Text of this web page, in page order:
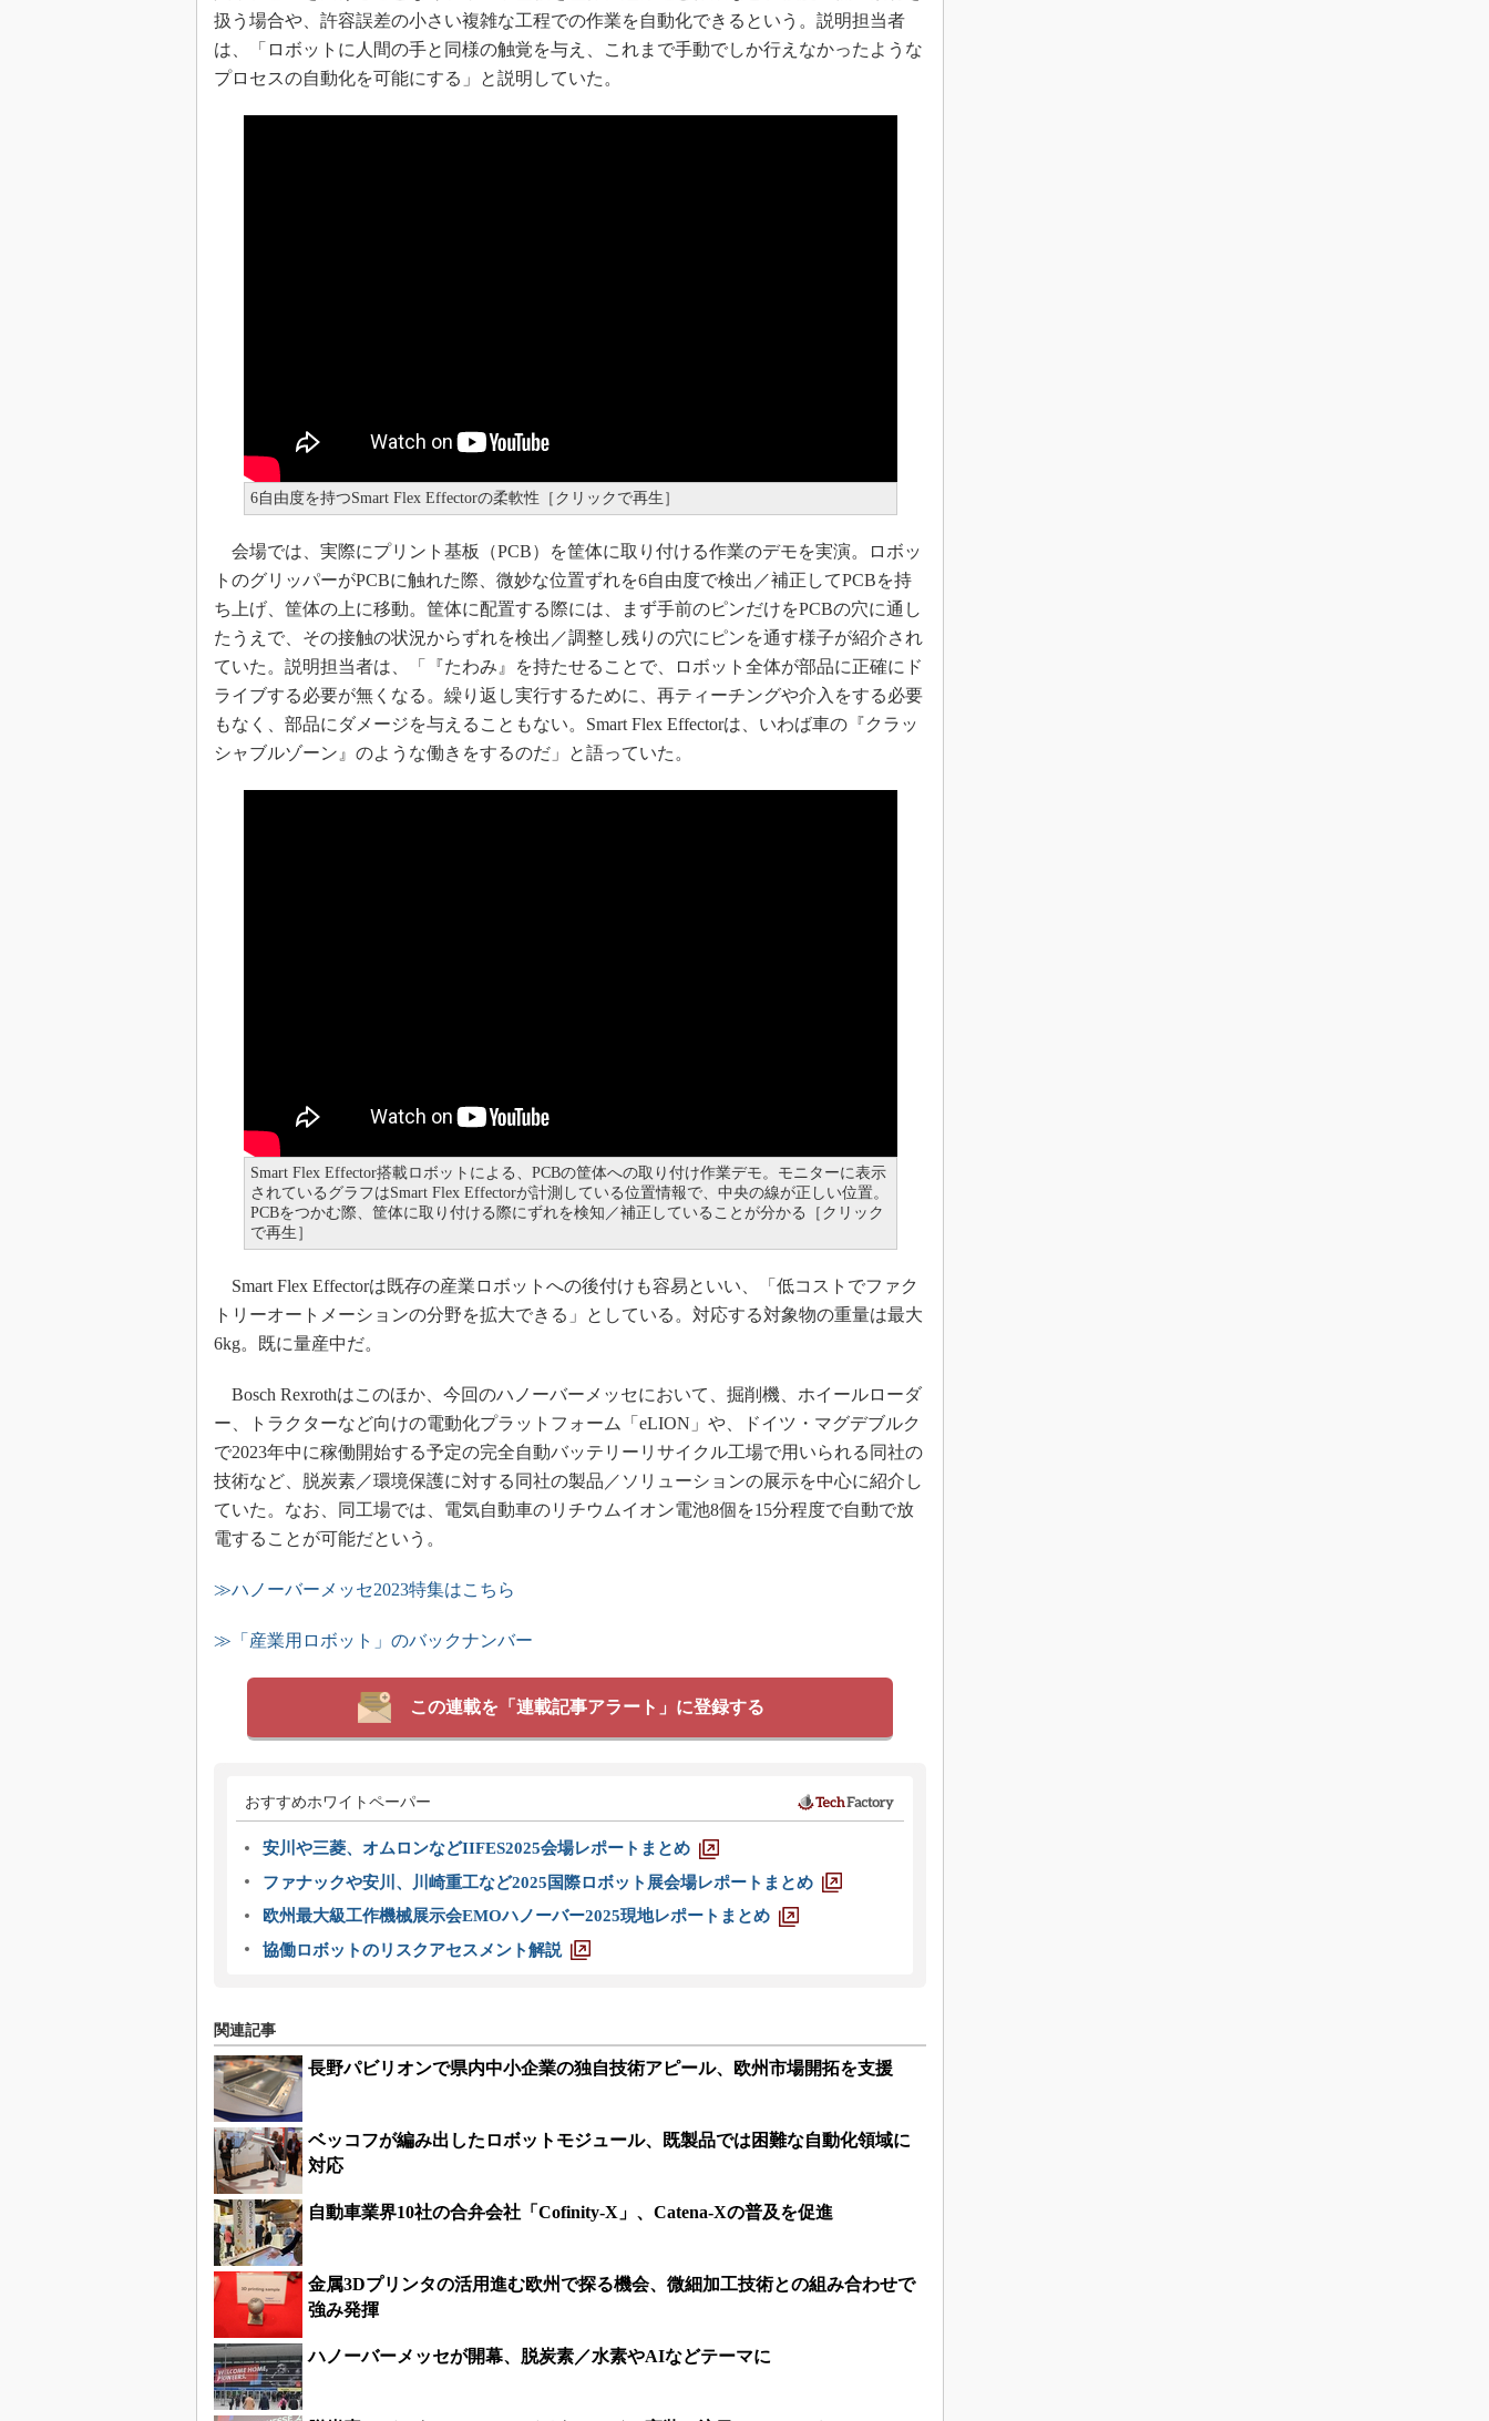
扱う場合や、許容誤差の小さい複雑な工程での作業を自動化できるという。説明担当者
は、「ロボットに人間の手と同様の触覚を与え、これまで手動でしか行えなかったような
プロセスの自動化を可能にする」と説明していた。
6自由度を持つSmart Flex Effectorの柔軟性［クリックで再生］
会場では、実際にプリント基板（PCB）を筐体に取り付ける作業のデモを実演。ロボッ
トのグリッパーがPCBに触れた際、微妙な位置ずれを6自由度で検出／補正してPCBを持
ち上げ、筐体の上に移動。筐体に配置する際には、まず手前のピンだけをPCBの穴に通し
たうえで、その接触の状況からずれを検出／調整し残りの穴にピンを通す様子が紹介され
ていた。説明担当者は、「『たわみ』を持たせることで、ロボット全体が部品に正確にド
ライブする必要が無くなる。繰り返し実行するために、再ティーチングや介入をする必要
もなく、部品にダメージを与えることもない。Smart Flex Effectorは、いわば車の『クラッ
シャブルゾーン』のような働きをするのだ」と語っていた。
Smart Flex Effector搭載ロボットによる、PCBの筐体への取り付け作業デモ。モニターに表示
されているグラフはSmart Flex Effectorが計測している位置情報で、中央の線が正しい位置。
PCBをつかむ際、筐体に取り付ける際にずれを検知／補正していることが分かる［クリック
で再生］
Smart Flex Effectorは既存の産業ロボットへの後付けも容易といい、「低コストでファク
トリーオートメーションの分野を拡大できる」としている。対応する対象物の重量は最大
6kg。既に量産中だ。
Bosch Rexrothはこのほか、今回のハノーバーメッセにおいて、掘削機、ホイールローダ
ー、トラクターなど向けの電動化プラットフォーム「eLION」や、ドイツ・マグデブルク
で2023年中に稼働開始する予定の完全自動バッテリーリサイクル工場で用いられる同社の
技術など、脱炭素／環境保護に対する同社の製品／ソリューションの展示を中心に紹介し
ていた。なお、同工場では、電気自動車のリチウムイオン電池8個を15分程度で自動で放
電することが可能だという。
≫ハノーバーメッセ2023特集はこちら
≫「産業用ロボット」のバックナンバー
この連載を「連載記事アラート」に登録する
おすすめホワイトペーパー
安川や三菱、オムロンなどIIFES2025会場レポートまとめ
ファナックや安川、川崎重工など2025国際ロボット展会場レポートまとめ
欧州最大級工作機械展示会EMOハノーバー2025現地レポートまとめ
協働ロボットのリスクアセスメント解説
関連記事
長野パビリオンで県内中小企業の独自技術アピール、欧州市場開拓を支援
ベッコフが編み出したロボットモジュール、既製品では困難な自動化領域に
対応
自動車業界10社の合弁会社「Cofinity-X」、Catena-Xの普及を促進
金属3Dプリンタの活用進む欧州で探る機会、微細加工技術との組み合わせで
強み発揮
ハノーバーメッセが開幕、脱炭素／水素やAIなどテーマに